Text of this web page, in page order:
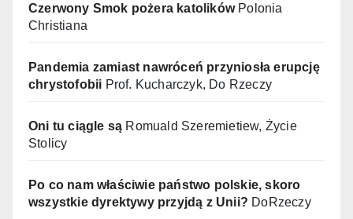
Czerwony Smok pożera katolikówPolonia
Christiana
Pandemia zamiast nawróceń przyniosła erupcję
chrystofobii Prof. Kucharczyk, Do Rzeczy
Oni tu ciągle są Romuald Szeremietiew, Życie
Stolicy
Po co nam właściwie państwo polskie, skoro
wszystkie dyrektywy przyjdą z Unii? DoRzeczy